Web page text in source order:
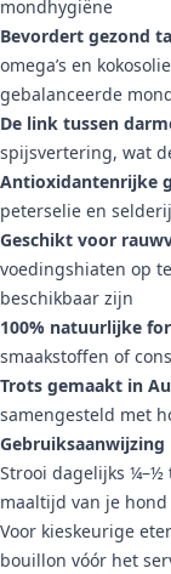
mondhygiëne
Bevordert gezond
omega’s en
gebalanceerde
De link tussen
spijsvertering, wat
Antioxidantenrijke
peterselie en
Geschikt voor
voedingshiaten op
beschikbaar zijn
100% natuurlijke
smaakstoffen of
Trots gemaakt in
samengesteld met
Gebruiksaanwijzing
Strooi dagelijks ¼–½
maaltijd van je
Voor kieskeurige
bouillon vóór het